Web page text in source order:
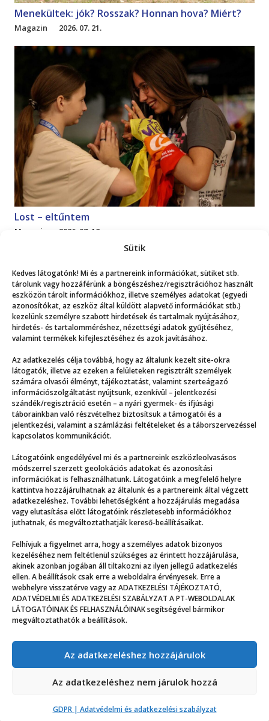
Sütik
Kedves látogatónk! Mi és a partnereink információkat, sütiket stb.
tárolunk vagy hozzáférünk a böngészéshez/regisztrációhoz használt
eszközön tárolt információkhoz, illetve személyes adatokat (egyedi
azonosítókat, az eszköz által küldött alapvető információkat stb.)
kezelünk személyre szabott hirdetések és tartalmak nyújtásához,
hirdetés- és tartalomméréshez, nézettségi adatok gyűjtéséhez,
valamint termékek kifejlesztéséhez és azok javításához.
Az adatkezelés célja továbbá, hogy az általunk kezelt site-okra
látogatók, illetve az ezeken a felületeken regisztrált személyek
számára olvasói élményt, tájékoztatást, valamint szerteágazó
információszolgáltatást nyújtsunk, ezenkívül – jelentkezési
szándék/regisztráció esetén – a nyári gyermek- és ifjúsági
táborainkban való részvételhez biztosítsuk a támogatói és a
jelentkezési, valamint a számlázási feltételeket és a táborszervezéssel
kapcsolatos kommunikációt.
Látogatóink engedélyével mi és a partnereink eszközleolvasásos
módszerrel szerzett geolokációs adatokat és azonosítási
információkat is felhasználhatunk. Látogatóink a megfelelő helyre
kattintva hozzájárulhatnak az általunk és a partnereink által végzett
adatkezeléshez. További lehetőségként a hozzájárulás megadása
vagy elutasítása előtt látogatóink részletesebb információkhoz
juthatnak, és megváltoztathatják kereső-beállításaikat.
Felhívjuk a figyelmet arra, hogy a személyes adatok bizonyos
kezeléséhez nem feltétlenül szükséges az érintett hozzájárulása,
akinek azonban jogában áll tiltakozni az ilyen jellegű adatkezelés
ellen. A beállítások csak erre a weboldalra érvényesek. Erre a
webhelyre visszatérve vagy az ADATKEZELÉSI TÁJÉKOZTATÓ,
ADATVÉDELMI ÉS ADATKEZELÉSI SZABÁLYZAT A PT-WEBOLDALAK
LÁTOGATÓINAK ÉS FELHASZNÁLÓINAK segítségével bármikor
megváltoztathatók a beállítások.
Az adatkezeléshez hozzájárulok
Az adatkezeléshez nem járulok hozzá
GDPR | Adatvédelmi és adatkezelési szabályzat
Menekültek: jók? Rosszak? Honnan hova? Miért?
Magazin 2026. 07. 21.
Lost – eltűntem
Magazin 2026. 07. 18.
Még több
Úgyis mindent tudsz
© ppz.hu
GDPR | Adatvédelmi és adatkezelési szabályzat